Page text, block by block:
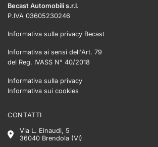
Becast Automobili s.r.l.
P.IVA 03605230246
Informativa sulla privacy Becast
Informativa ai sensi dell'Art. 79
del Reg. IVASS N° 40/2018
Informativa sulla privacy
Informativa sui cookies
CONTATTI
Via L. Einaudi, 5
36040 Brendola (VI)